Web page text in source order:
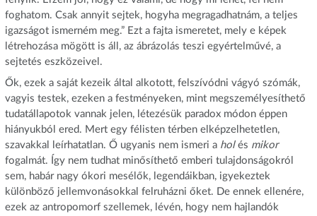
foghatom. Csak annyit sejtek, hogyha megragadhatnám, a teljes
igazságot ismerném meg.” Ezt a fajta ismeretet, mely e képek
létrehozása mögött is áll, az ábrázolás teszi egyértelművé, a
sejtetés eszközeivel.
Ők, ezek a saját kezeik által alkotott, felszívódni vágyó szómák,
vagyis testek, ezeken a festményeken, mint megszemélyesíthető
tudatállapotok vannak jelen, létezésük paradox módon éppen
hiányukból ered. Mert egy félisten térben elképzelhetetlen,
szavakkal leírhatatlan. Ő ugyanis nem ismeri a holés mikor
fogalmát. Így nem tudhat minősíthető emberi tulajdonságokról
sem, habár nagy ókori mesélők, legendáikban, igyekeztek
különböző jellemvonásokkal felruházni őket. De ennek ellenére,
ezek az antropomorf szellemek, lévén, hogy nem hajlandók